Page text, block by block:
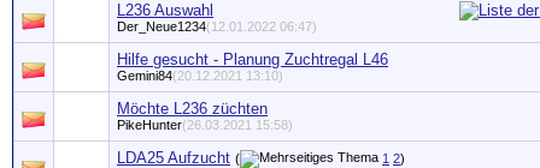
L236 Auswahl
Der_Neue1234(12.01.2022 06:47)
Hilfe gesucht - Planung Zuchtregal L46
Gemini84(20.12.2021 13:10)
Möchte L236 züchten
PikeHunter(26.03.2021 15:58)
LDA25 Aufzucht ( 1 2)